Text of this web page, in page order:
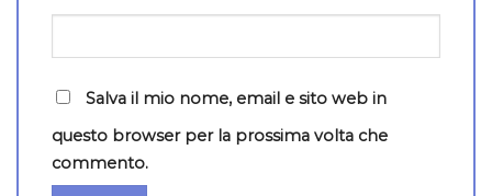
Salva il mio nome, email e sito web in
questo browser per la prossima volta che
commento.